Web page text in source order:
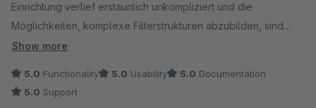
Einrichtung verlief erstaunlich unkompliziert und die
Möglichkeiten, komplexe Filterstrukturen abzubilden, sind
beeindruckend. Gerade für Ersatzteile und
Erleichterung – sowohl für uns als Shopbetreiber als auch für
unsere Kunden.
Show more
5.0 Functionality 5.0 Usability 5.0 Documentation
5.0 Support